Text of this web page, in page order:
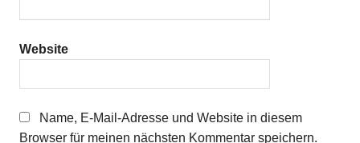
Website
Name, E-Mail-Adresse und Website in diesem
Browser für meinen nächsten Kommentar speichern.